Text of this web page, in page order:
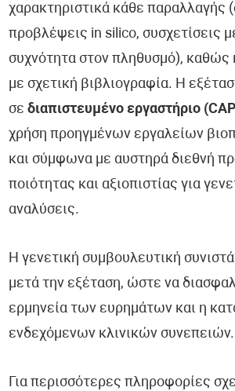
χαρακτηριστικά κάθε παραλλαγής
προβλέψεις in silico, συσχετίσεις
συχνότητα στον πληθυσμό), καθώς
με σχετική βιβλιογραφία. Η
σεδιαπιστευμένο εργαστήριο
χρήση προηγμένων εργαλείων
και σύμφωνα με αυστηρά διεθνή
ποιότητας και αξιοπιστίας για
αναλύσεις.
Η γενετική συμβουλευτική
μετά την εξέταση, ώστε να
ερμηνεία των ευρημάτων και η
ενδεχόμενων κλινικών συνεπειών.
Για περισσότερες πληροφορίες